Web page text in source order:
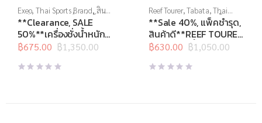
Exeo,Thai Sports Brand, สิน
ค้าล็อตสุดท้าย,เครื่องชั่งน้ำ
หนัก,เครื่องชั่งน้ำหนักดิจิตอล
**Clearance, SALE
50%**เครื่องชั่งน้ำหนัก
ดิจิตอล BMI EB4030H
฿1,350.00
Original
price
was:
฿675.00
Current
price
is:
Reef Tourer,Tabata,Thai
Sports Brand,กีฬาทางน้ำ,
หน้ากากดำน้ำ,อุปกรณ์ดำน้ำ
**Sale 40%, แพ็คชำรุด,
สินค้าดี**REEF TOURER
หน้ากากดำน้ำชุด สำหรับ
RC9201
฿1,050.00
Original
price
was:
฿630.00
Current
price
is: